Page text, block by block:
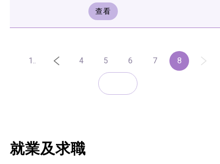
查看
1.. 4 5 6 7 8
就業及求職